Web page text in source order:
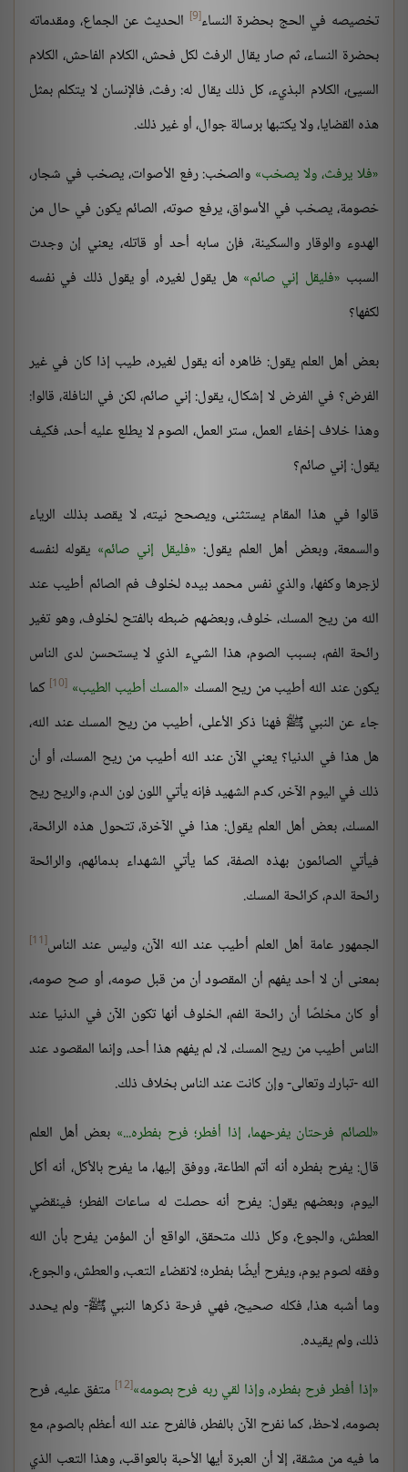
تخصيصه في الحج بحضرة النساء[9]
الحديث عن الجماع، ومقدماته
بحضرة النساء، ثم صار يقال الرفث لكل فحش، الكلام الفاحش، الكلام
السيئ، الكلام البذيء، كل ذلك يقال له: رفث، فالإنسان لا يتكلم بمثل
هذه القضايا، ولا يكتبها برسالة جوال، أو غير ذلك.
فلا يرفث، ولا يصخب والصخب: رفع الأصوات، يصخب في شجار،
خصومة، يصخب في الأسواق، يرفع صوته، الصائم يكون في حال من
الهدوء والوقار والسكينة، فإن سابه أحد أو قاتله، يعني إن وجدت
السبب فليقل إني صائم هل يقول لغيره، أو يقول ذلك في نفسه
لكفها؟
بعض أهل العلم يقول: ظاهره أنه يقول لغيره، طيب إذا كان في غير
الفرض؟ في الفرض لا إشكال، يقول: إني صائم، لكن في النافلة، قالوا:
وهذا خلاف إخفاء العمل، ستر العمل، الصوم لا يطلع عليه أحد، فكيف
يقول: إني صائم؟
قالوا في هذا المقام يستثنى، ويصحح نيته، لا يقصد بذلك الرياء
والسمعة، وبعض أهل العلم يقول: فليقل إني صائم يقوله لنفسه
لزجرها وكفها، والذي نفس محمد بيده لخلوف فم الصائم أطيب عند
الله من ريح المسك، خلوف، وبعضهم ضبطه بالفتح لخلوف، وهو تغير
رائحة الفم، بسبب الصوم، هذا الشيء الذي لا يستحسن لدى الناس
يكون عند الله أطيب من ريح المسك المسك أطيب الطيب [10]
كما
جاء عن النبي ﷺ فهنا ذكر الأعلى، أطيب من ريح المسك عند الله،
هل هذا في الدنيا؟ يعني الآن عند الله أطيب من ريح المسك، أو أن
ذلك في اليوم الآخر، كدم الشهيد فإنه يأتي اللون لون الدم، والريح ريح
المسك، بعض أهل العلم يقول: هذا في الآخرة، تتحول هذه الرائحة،
فيأتي الصائمون بهذه الصفة، كما يأتي الشهداء بدمائهم، والرائحة
رائحة الدم، كرائحة المسك.
الجمهور عامة أهل العلم أطيب عند الله الآن، وليس عند الناس[11]
بمعنى أن لا أحد يفهم أن المقصود أن من قبل صومه، أو صح صومه،
أو كان مخلصًا أن رائحة الفم، الخلوف أنها تكون الآن في الدنيا عند
الناس أطيب من ريح المسك، لا، لم يفهم هذا أحد، وإنما المقصود عند
الله -تبارك وتعالى- وإن كانت عند الناس بخلاف ذلك.
للصائم فرحتان يفرحهما، إذا أفطر؛ فرح بفطره... بعض أهل العلم
قال: يفرح بفطره أنه أتم الطاعة، ووفق إليها، ما يفرح بالأكل، أنه أكل
اليوم، وبعضهم يقول: يفرح أنه حصلت له ساعات الفطر؛ فينقضي
العطش، والجوع، وكل ذلك متحقق، الواقع أن المؤمن يفرح بأن الله
وفقه لصوم يوم، ويفرح أيضًا بفطره؛ لانقضاء التعب، والعطش، والجوع،
وما أشبه هذا، فكله صحيح، فهي فرحة ذكرها النبي ﷺ- ولم يحدد
ذلك، ولم يقيده.
إذا أفطر فرح بفطره، وإذا لقي ربه فرح بصومه [12]
متفق عليه، فرح
بصومه، لاحظ، كما نفرح الآن بالفطر، فالفرح عند الله أعظم بالصوم، مع
ما فيه من مشقة، إلا أن العبرة أيها الأحبة بالعواقب، وهذا التعب الذي